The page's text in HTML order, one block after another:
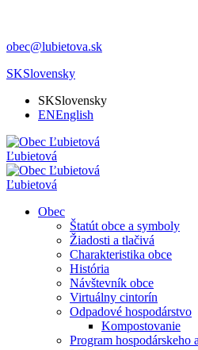
obec@lubietova.sk
SKSlovensky
SKSlovensky
ENEnglish
Ľubietová
Ľubietová
Obec
Štatút obce a symboly
Žiadosti a tlačivá
Charakteristika obce
História
Návštevník obce
Virtuálny cintorín
Odpadové hospodárstvo
Kompostovanie
Program hospodárskeho